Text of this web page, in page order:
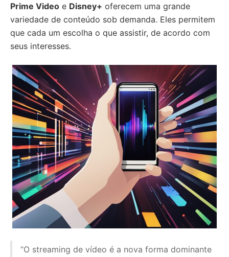
Prime Video e Disney+ oferecem uma grande
variedade de conteúdo sob demanda. Eles permitem
que cada um escolha o que assistir, de acordo com
seus interesses.
“O streaming de vídeo é a nova forma dominante